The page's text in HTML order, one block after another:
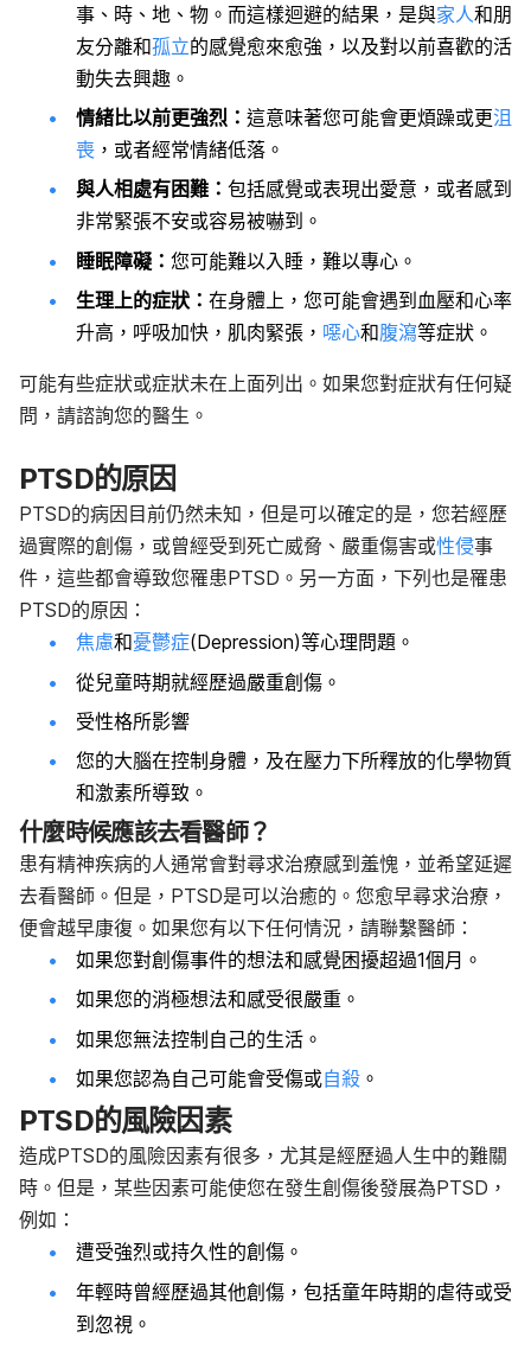
事、時、地、物。而這樣迴避的結果，是與家人和朋
友分離和孤立的感覺愈來愈強，以及對以前喜歡的活
動失去興趣。
情緒比以前更強烈： 這意味著您可能會更煩躁或更沮
喪 ，或者經常情緒低落。
與人相處有困難： 包括感覺或表現出愛意，或者感到
非常緊張不安或容易被嚇到。
睡眠障礙： 您可能難以入睡，難以專心。
生理上的症狀： 在身體上，您可能會遇到血壓和心率
升高，呼吸加快，肌肉緊張， 噁心和腹瀉等症狀。
可能有些症狀或症狀未在上面列出。如果您對症狀有任何疑
問，請諮詢您的醫生。
PTSD的原因
PTSD的病因目前仍然未知，但是可以確定的是，您若經歷
過實際的創傷，或曾經受到死亡威脅、嚴重傷害或性侵事
件，這些都會導致您罹患PTSD。另一方面，下列也是罹患
PTSD的原因：
焦慮和憂鬱症(Depression)等心理問題。
從兒童時期就經歷過嚴重創傷。
受性格所影響
您的大腦在控制身體，及在壓力下所釋放的化學物質
和激素所導致。
什麼時候應該去看醫師？
患有精神疾病的人通常會對尋求治療感到羞愧，並希望延遲
去看醫師。但是，PTSD是可以治癒的。您愈早尋求治療，
便會越早康復。如果您有以下任何情況，請聯繫醫師：
如果您對創傷事件的想法和感覺困擾超過1個月。
如果您的消極想法和感受很嚴重。
如果您無法控制自己的生活。
如果您認為自己可能會受傷或自殺 。
PTSD的風險因素
造成PTSD的風險因素有很多，尤其是經歷過人生中的難關
時。但是，某些因素可能使您在發生創傷後發展為PTSD，
例如：
遭受強烈或持久性的創傷。
年輕時曾經歷過其他創傷，包括童年時期的虐待或受
到忽視。